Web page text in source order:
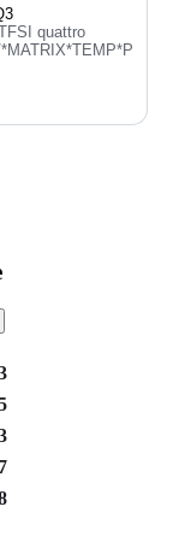
quattro